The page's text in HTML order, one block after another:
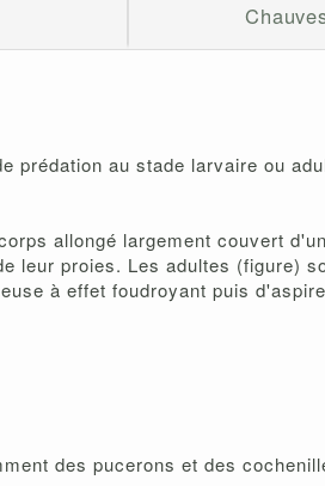
prédation au stade larvaire ou
allongé largement couvert
leur proies. Les adultes (figure)
à effet foudroyant puis
des pucerons et des